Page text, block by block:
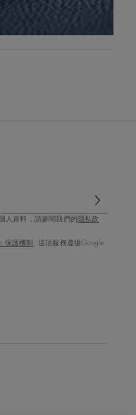
人資料，請參閱我們的 隱私政
保護機制 , 這項服務遵循Google